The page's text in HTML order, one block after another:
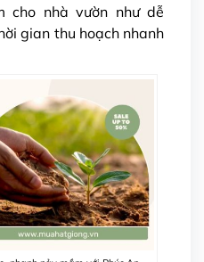
cho nhà vườn như dễ
gian thu hoạch nhanh